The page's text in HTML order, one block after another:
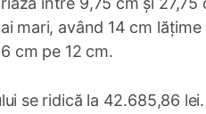
mari, având 14 cm
cm pe 12 cm.
se ridică la 42.685,86